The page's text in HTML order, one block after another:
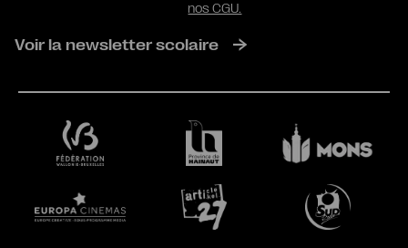
nos CGU.
Voir la newsletter scolaire